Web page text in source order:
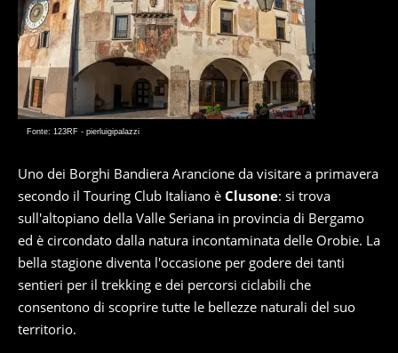
Fonte: 123RF - pierluigipalazzi
Uno dei Borghi Bandiera Arancione da visitare a primavera
secondo il Touring Club Italiano è Clusone: si trova
sull'altopiano della Valle Seriana in provincia di Bergamo
ed è circondato dalla natura incontaminata delle Orobie. La
bella stagione diventa l'occasione per godere dei tanti
sentieri per il trekking e dei percorsi ciclabili che
consentono di scoprire tutte le bellezze naturali del suo
territorio.